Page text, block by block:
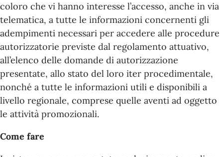
coloro che vi hanno interesse l’accesso, anche in via
telematica, a tutte le informazioni concernenti gli
adempimenti necessari per accedere alle procedure
autorizzatorie previste dal regolamento attuativo,
all’elenco delle domande di autorizzazione
presentate, allo stato del loro iter procedimentale,
nonché a tutte le informazioni utili e disponibili a
livello regionale, comprese quelle aventi ad oggetto
le attività promozionali.
Come fare